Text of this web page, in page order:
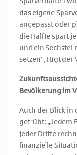
das eigene
angepasst oder
die Hälfte spart
und ein Sechstel
setzen“, fügt der
Bevölkerung im
Auch der Blick in
getrübt: „Jedem
jeder Dritte
finanzielle